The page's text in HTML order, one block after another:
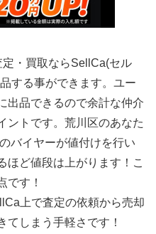
・買取ならSellCa(セル
する事ができます。ユー
出品できるので余計な仲介
ントです。荒川区のあなた
バイヤーが値付けを行い
ほど値段は上がります！こ
です！
上で査定の依頼から売却
きてしまう手軽さです！